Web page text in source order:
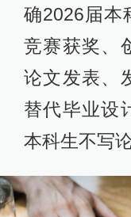
确2026届本
竞赛获奖、
论文发表、
替代毕业设
本科生不写